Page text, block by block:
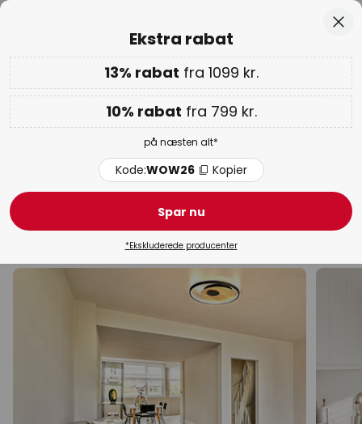
Kun
02D 14T 32M 05S
Ekstra rabat: 10% fra 799 kr. | 13% fra 1099 kr.på næsten
alt
Kode:WOW26 Kopier
WOW ugen:op til 70%
Philips Hue loftlamper
Designlamper Loftlamper
Luk
Ekstra rabat
13% rabat fra 1099 kr.
10% rabat fra 799 kr.
på næsten alt*
Kode:WOW26 Kopier
Spar nu
*Ekskluderede producenter